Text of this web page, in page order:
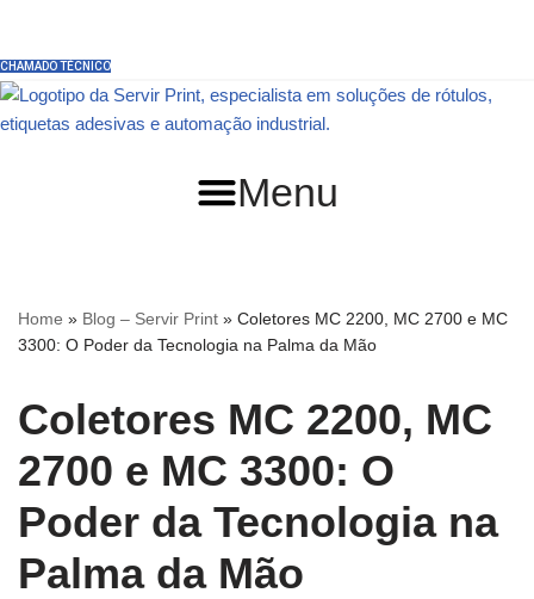
Pular
para
o
CHAMADO TÉCNICO
Menu
Home » Blog – Servir Print » Coletores MC 2200, MC 2700 e MC
3300: O Poder da Tecnologia na Palma da Mão
Coletores MC 2200, MC
2700 e MC 3300: O
Poder da Tecnologia na
Palma da Mão